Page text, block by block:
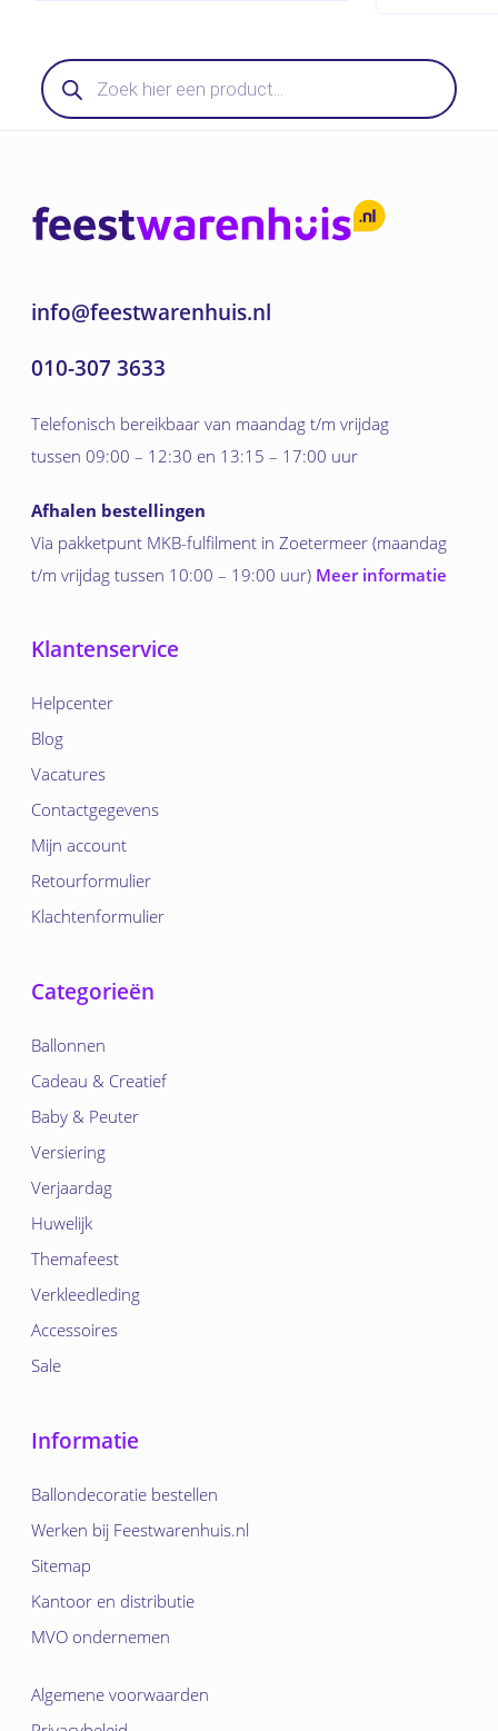
Producten
zoeken
info@feestwarenhuis.nl
010-307 3633
Telefonisch bereikbaar van maandag t/m vrijdag
tussen 09:00 – 12:30 en 13:15 – 17:00 uur
Afhalen bestellingen
Via pakketpunt MKB-fulfilment in Zoetermeer (maandag
t/m vrijdag tussen 10:00 – 19:00 uur) Meer informatie
Klantenservice
Helpcenter
Blog
Vacatures
Contactgegevens
Mijn account
Retourformulier
Klachtenformulier
Categorieën
Ballonnen
Cadeau & Creatief
Baby & Peuter
Versiering
Verjaardag
Huwelijk
Themafeest
Verkleedleding
Accessoires
Sale
Informatie
Ballondecoratie bestellen
Werken bij Feestwarenhuis.nl
Sitemap
Kantoor en distributie
MVO ondernemen
Algemene voorwaarden